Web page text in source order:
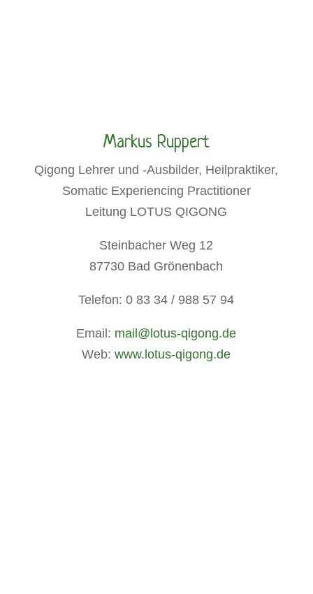
Markus Ruppert
Qigong Lehrer und -Ausbilder, Heilpraktiker,
Somatic Experiencing Practitioner
Leitung LOTUS QIGONG
Steinbacher Weg 12
87730 Bad Grönenbach
Telefon: 0 83 34 / 988 57 94
Email: mail@lotus-qigong.de
Web:www.lotus-qigong.de